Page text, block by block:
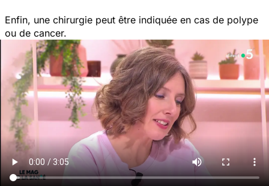
Enfin, une chirurgie peut être indiquée en cas de polype
ou de cancer.